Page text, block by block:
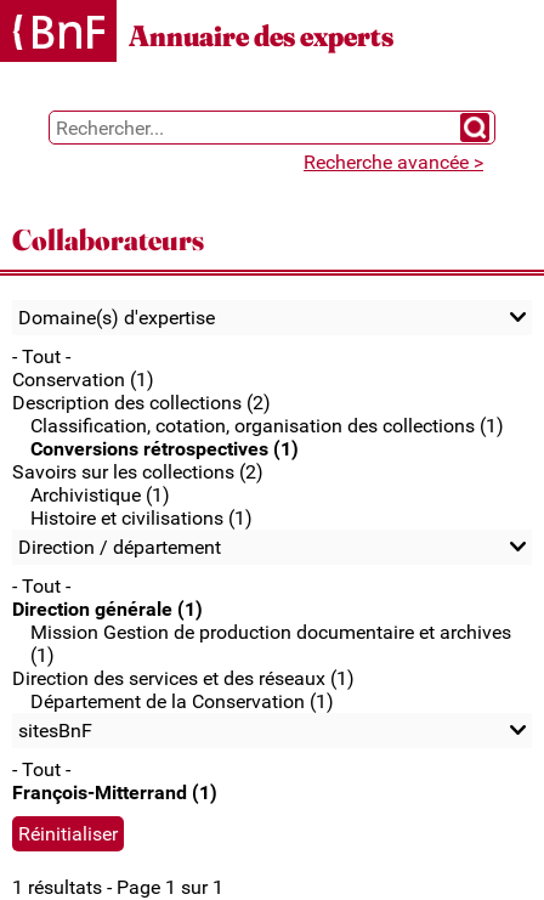
Gestion des cookies
Annuaire des experts
Chercher
Recherche avancée >
Collaborateurs
Domaine(s) d'expertise
- Tout -
Conservation (1)
Description des collections (2)
Classification, cotation, organisation des collections (1)
Conversions rétrospectives (1)
Savoirs sur les collections (2)
Archivistique (1)
Histoire et civilisations (1)
Direction / département
- Tout -
Direction générale (1)
Mission Gestion de production documentaire et archives
(1)
Direction des services et des réseaux (1)
Département de la Conservation (1)
sitesBnF
- Tout -
François-Mitterrand (1)
1 résultats - Page 1 sur 1